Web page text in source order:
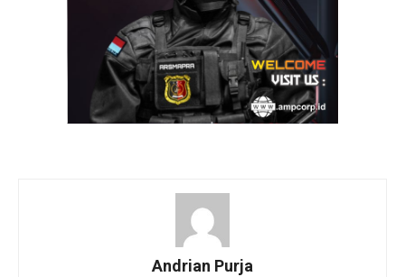
Andrian Purja